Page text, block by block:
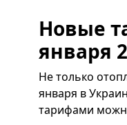
Новые
января
Не только
января в
тарифами